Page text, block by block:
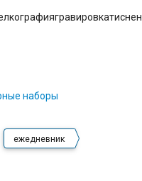
наборы
ежедневник